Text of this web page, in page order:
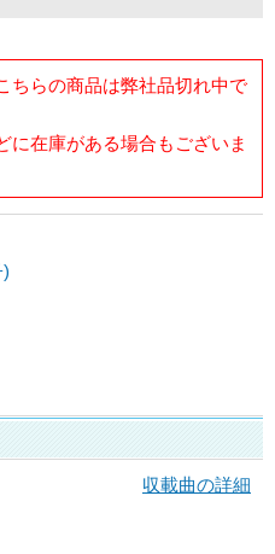
ちらの商品は弊社品切れ中で
に在庫がある場合もございま
収載曲の詳細